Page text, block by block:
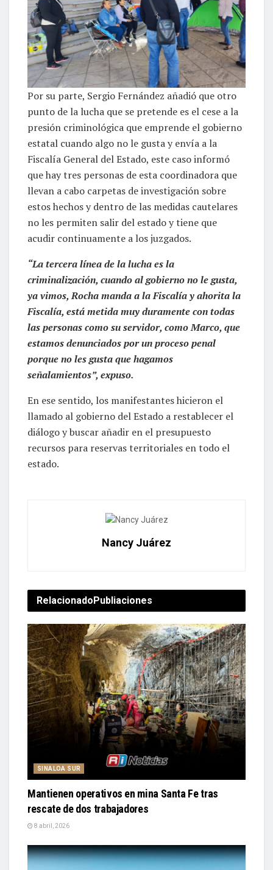
Por su parte, Sergio Fernández añadió que otro
punto de la lucha que se pretende es el cese a la
presión criminológica que emprende el gobierno
estatal cuando algo no le gusta y envía a la
Fiscalía General del Estado, este caso informó
que hay tres personas de esta coordinadora que
llevan a cabo carpetas de investigación sobre
estos hechos y dentro de las medidas cautelares
no les permiten salir del estado y tiene que
acudir continuamente a los juzgados.
“La tercera línea de la lucha es la
criminalización, cuando al gobierno no le gusta,
ya vimos, Rocha manda a la Fiscalía y ahorita la
Fiscalía, está metida muy duramente con todas
las personas como su servidor, como Marco, que
estamos denunciados por un proceso penal
porque no les gusta que hagamos
señalamientos”, expuso.
En ese sentido, los manifestantes hicieron el
llamado al gobierno del Estado a restablecer el
diálogo y buscar añadir en el presupuesto
recursos para reservas territoriales en todo el
estado.
Nancy Juárez
Relacionado Publiaciones
SINALOA SUR
Mantienen operativos en mina Santa Fe tras
rescate de dos trabajadores
8 abril, 2026